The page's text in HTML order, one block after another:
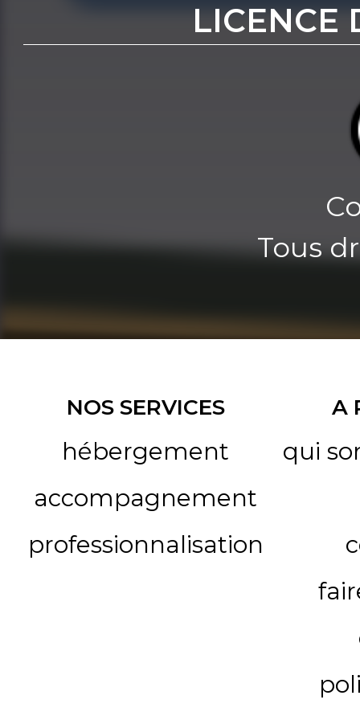
LICENCE
Tous
NOS SERVICES
hébergement
accompagnement
professionnalisation
A
qui